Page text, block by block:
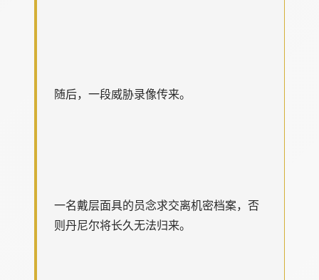
随后，一段威胁录像传来。
一名戴层面具的员念求交离机密档案，否
则丹尼尔将长久无法归来。